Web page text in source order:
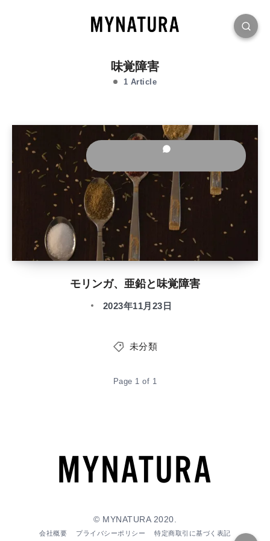
味覚障害
1 Article
モリンガ、亜鉛と味覚障害
2023年11月23日
未分類
Page 1 of 1
© MYNATURA 2020.
会社概要 プライバシーポリシー 特定商取引に基づく表記